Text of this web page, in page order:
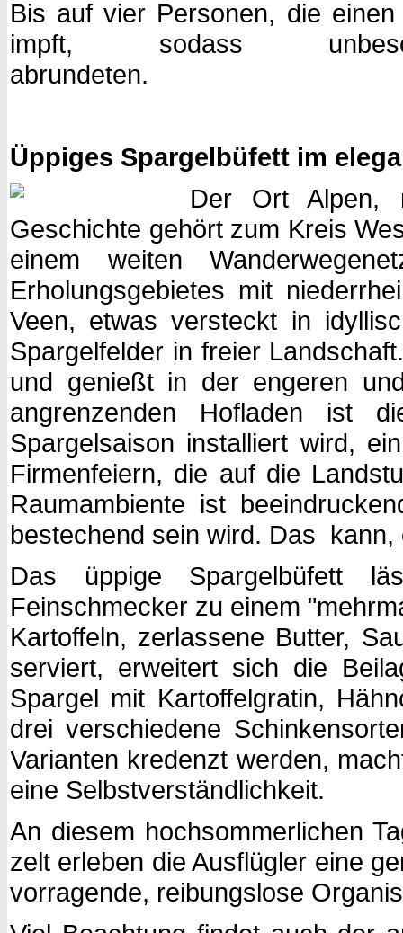
Bis auf vier Personen, die
impft, sodass
abrundeten.
Üppiges Spargelbüfett im
Der Ort Alpen,
Geschichte gehört zum Kreis
einem weiten
Erholungsgebietes mit
Veen, etwas versteckt in
Spargelfelder in freier
und genießt in der engeren
angrenzenden Hofladen ist
Spargelsaison installiert wird,
Firmenfeiern, die auf die
Raumambiente ist
bestechend sein wird. Das
Das üppige Spargelbüfett
Feinschmecker zu einem
Kartoffeln, zerlassene Butter,
serviert, erweitert sich die
Spargel mit Kartoffelgratin,
drei verschiedene
Varianten kredenzt werden,
eine Selbstverständlich­keit.
An diesem hochsommerlichen
zelt erleben die Ausflügler eine
vorragende, reibungslose